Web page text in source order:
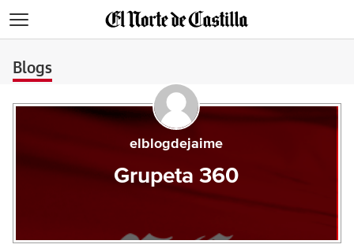
Blogs
elblogdejaime
Grupeta 360